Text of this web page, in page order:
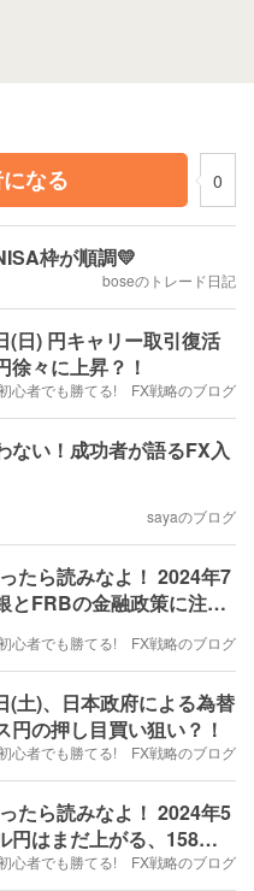
なる
0
枠が順調💛
boseのトレード日記
(日) 円キャリー取引復活
徐々に上昇？！
心者でも勝てる! FX戦略のブログ
ない！成功者が語るFX入
sayaのブログ
たら読みなよ！ 2024年7
とFRBの金融政策に注
心者でも勝てる! FX戦略のブログ
(土)、日本政府による為替
円の押し目買い狙い？！
心者でも勝てる! FX戦略のブログ
たら読みなよ！ 2024年5
円はまだ上がる、158円
心者でも勝てる! FX戦略のブログ